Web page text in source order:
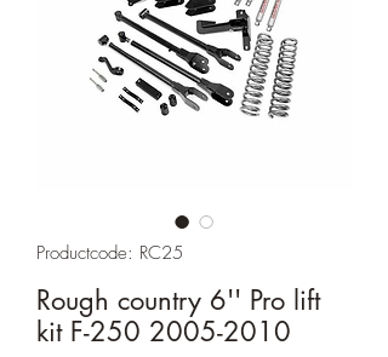
Productcode: RC25
Rough country 6'' Pro lift
kit F-250 2005-2010